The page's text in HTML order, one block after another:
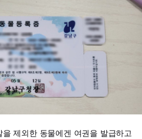
제외한 동물에겐 여권을 발급하고